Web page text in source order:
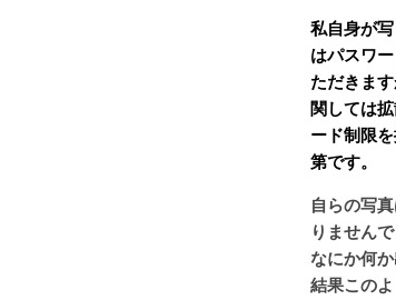
私自身が
はパスワ
ただきま
関しては
ード制限
第です。
自らの写
りません
なにか何
結果この